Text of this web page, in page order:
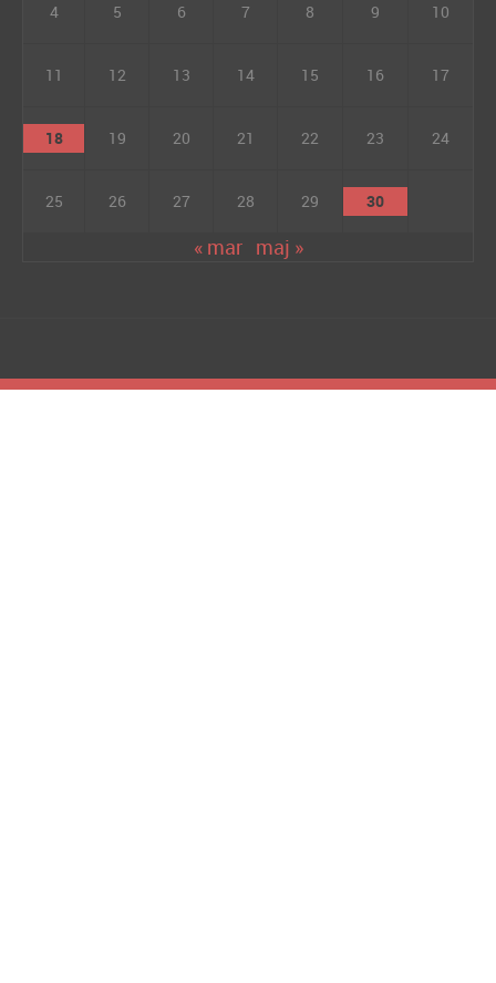
4 5 6 7 8 9 10
11 12 13 14 15 16 17
18 19 20 21 22 23 24
25 26 27 28 29 30
« mar maj »